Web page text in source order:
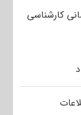
کارشناسی